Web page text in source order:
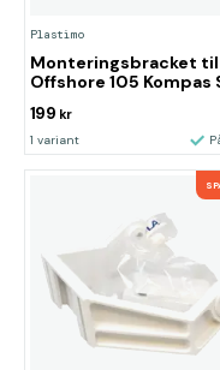
Plastimo
Monteringsbracket til
Offshore 105 Kompas
199 kr
1 variant